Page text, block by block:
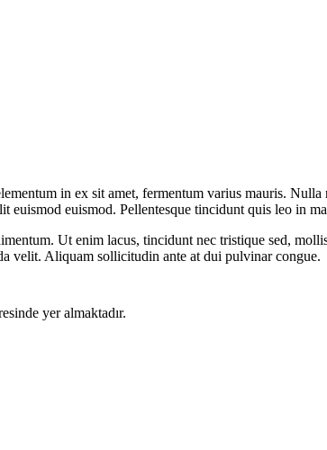
in ex sit amet, fermentum varius mauris.
euismod euismod. Pellentesque tincidunt quis leo in
Ut enim lacus, tincidunt nec tristique sed,
velit. Aliquam sollicitudin ante at dui pulvinar congue.
yer almaktadır.